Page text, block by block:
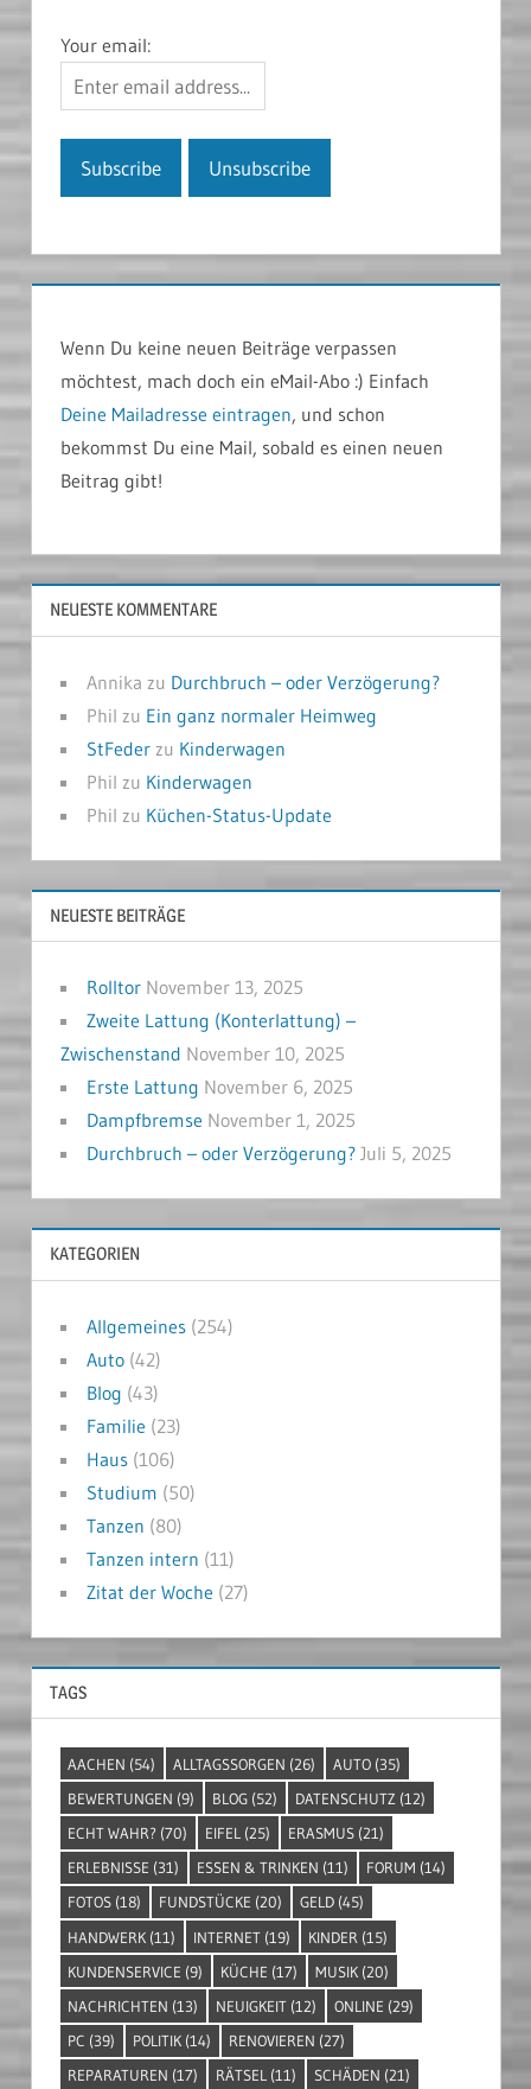
Your email:
Wenn Du keine neuen Beiträge verpassen
möchtest, mach doch ein eMail-Abo :) Einfach
Deine Mailadresse eintragen, und schon
bekommst Du eine Mail, sobald es einen neuen
Beitrag gibt!
NEUESTE KOMMENTARE
Annika zu Durchbruch – oder Verzögerung?
Phil zu Ein ganz normaler Heimweg
StFederzu Kinderwagen
Phil zu Kinderwagen
Phil zu Küchen-Status-Update
NEUESTE BEITRÄGE
Rolltor November 13, 2025
Zweite Lattung (Konterlattung) –
Zwischenstand November 10, 2025
Erste Lattung November 6, 2025
Dampfbremse November 1, 2025
Durchbruch – oder Verzögerung? Juli 5, 2025
KATEGORIEN
Allgemeines(254)
Auto(42)
Blog (43)
Familie (23)
Haus(106)
Studium (50)
Tanzen (80)
Tanzen intern (11)
Zitat der Woche (27)
TAGS
AACHEN (54) ALLTAGSSORGEN (26) AUTO (35)
BEWERTUNGEN (9) BLOG (52) DATENSCHUTZ (12)
ECHT WAHR? (70) EIFEL (25) ERASMUS (21)
ERLEBNISSE (31) ESSEN & TRINKEN (11) FORUM (14)
FOTOS (18) FUNDSTÜCKE (20) GELD (45)
HANDWERK (11) INTERNET (19) KINDER (15)
KUNDENSERVICE (9) KÜCHE (17) MUSIK (20)
NACHRICHTEN (13) NEUIGKEIT (12) ONLINE (29)
PC (39) POLITIK (14) RENOVIEREN (27)
REPARATUREN (17) RÄTSEL (11) SCHÄDEN (21)